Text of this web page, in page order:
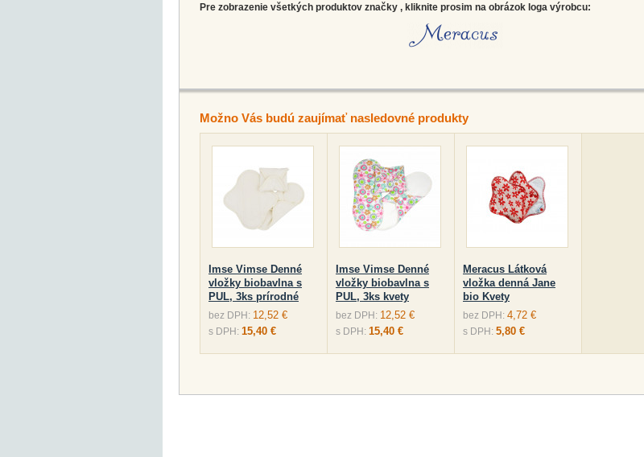
Pre zobrazenie všetkých produktov značky , kliknite prosim na obrázok loga výrobcu:
Možno Vás budú zaujímať nasledovné produkty
Imse Vimse Denné
vložky biobavlna s
PUL, 3ks prírodné
bez DPH: 12,52 €
s DPH: 15,40 €
Imse Vimse Denné
vložky biobavlna s
PUL, 3ks kvety
bez DPH: 12,52 €
s DPH: 15,40 €
Meracus Látková
vložka denná Jane
bio Kvety
bez DPH: 4,72 €
s DPH: 5,80 €